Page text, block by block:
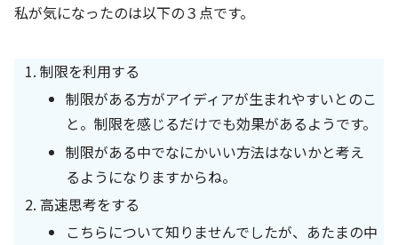
私が気になったのは以下の３点です。
制限を利用する
制限がある方がアイディアが生まれやすいとのこ
と。制限を感じるだけでも効果があるようです。
制限がある中でなにかいい方法はないかと考え
るようになりますからね。
高速思考をする
こちらについて知りませんでしたが、あたまの中